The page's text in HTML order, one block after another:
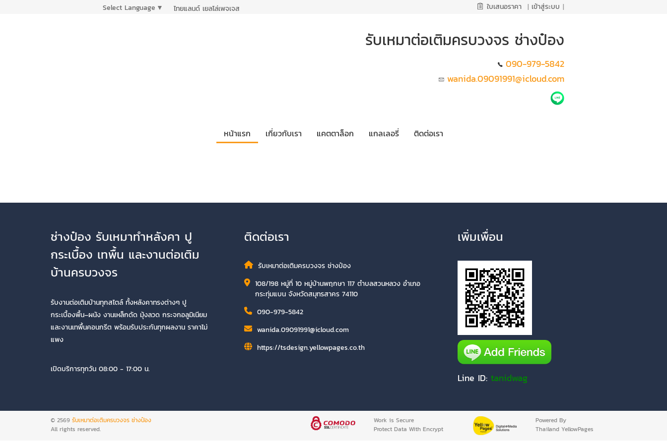
Select Language ▼ ไทยแลนด์ เยลโล่เพจเจส ใบเสนอราคา | เข้าสู่ระบบ |
รับเหมาต่อเติมครบวงจร ช่างป๋อง
090-979-5842
wanida.09091991@icloud.com
หน้าแรก เกี่ยวกับเรา แคตตาล็อก แกลเลอรี่ ติดต่อเรา
ช่างป๋อง รับเหมาทำหลังคา ปู
กระเบื้อง เทพื้น และงานต่อเติม
บ้านครบวงจร
รับงานต่อเติมบ้านทุกสไตล์ ทั้งหลังคาทรงต่างๆ ปู
กระเบื้องพื้น–ผนัง งานเหล็กดัด มุ้งลวด กระจกอลูมิเนียม
และงานเทพื้นคอนกรีต พร้อมรับประกันทุกผลงาน ราคาไม่
แพง
เปิดบริการทุกวัน 08:00 - 17:00 น.
ติดต่อเรา
รับเหมาต่อเติมครบวงจร ช่างป๋อง
108/198 หมู่ที่ 10 หมู่บ้านพฤกษา 117 ตำบลสวนหลวง อำเภอ
กระทุ่มแบน จังหวัดสมุทรสาคร 74110
090-979-5842
wanida.09091991@icloud.com
https://tsdesign.yellowpages.co.th
เพิ่มเพื่อน
Line ID: tanidwag
© 2569 รับเหมาต่อเติมครบวงจร ช่างป๋อง
All rights reserved.
Work is Secure
Protect Data With Encrypt
Powered By
Thailand YellowPages